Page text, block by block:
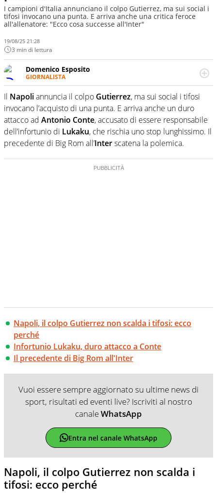
I campioni d'Italia annunciano il colpo Gutierrez, ma sui social i
tifosi invocano una punta. E arriva anche una critica feroce
all'allenatore: "Ecco cosa successe all'Inter"
19/08/25 21:28
3 min di lettura
Domenico Esposito
GIORNALISTA
Da vent’anni in campo e sul campo per vivere ogni evento
in tutte le sue sfaccettature. Passione smisurata per il
calcio e per la sfera di cuoio. Il pallone è una cosa
serissima, guai a dirgli di no
Il Napoliannuncia il colpo Gutierrez, ma sui social i tifosi
invocano l’acquisto di una punta. E arriva anche un duro
attacco ad Antonio Conte, accusato di essere responsabile
dell’infortunio di Lukaku, che rischia uno stop lunghissimo. Il
precedente di Big Rom all’Interscatena la polemica.
Napoli, il colpo Gutierrez non scalda i tifosi: ecco
perché
Infortunio Lukaku, duro attacco a Conte
Il precedente di Big Rom all'Inter
Vuoi essere sempre aggiornato su ultime news di
sport, risultati ed eventi live? Iscriviti al nostro
canaleWhatsApp
Entra nel canale WhatsApp
Napoli, il colpo Gutierrez non scalda i
tifosi: ecco perché